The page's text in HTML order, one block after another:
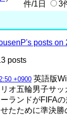
件/1日
3
posts on
posts
+0900 英語版
オ五輪男子サ
ランドがFIFA
たために準決